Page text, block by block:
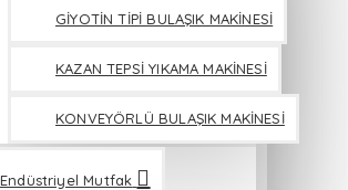
GİYOTİN TİPİ BULAŞIK MAKİNESİ
KAZAN TEPSİ YIKAMA MAKİNESİ
KONVEYÖRLÜ BULAŞIK MAKİNESİ
Endüstriyel Mutfak